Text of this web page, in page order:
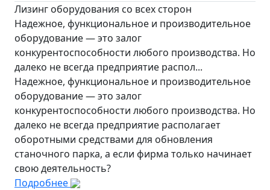
Лизинг оборудования со всех сторон
Надежное, функциональное и производительное
оборудование — это залог
конкурентоспособности любого производства. Но
далеко не всегда предприятие распол...
Надежное, функциональное и производительное
оборудование — это залог
конкурентоспособности любого производства. Но
далеко не всегда предприятие располагает
оборотными средствами для обновления
станочного парка, а если фирма только начинает
свою деятельность?
Подробнее